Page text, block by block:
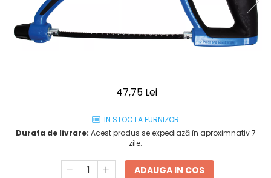
47,75 Lei
IN STOC LA FURNIZOR
Durata de livrare: Acest produs se expediază în aproximnativ 7
zile.
ADAUGA IN COS